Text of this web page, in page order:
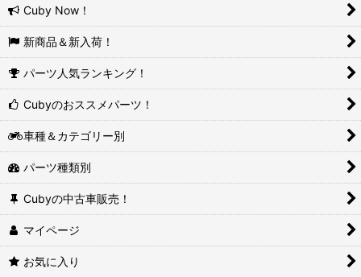
Cuby Now！
新商品＆新入荷！
パーツ人気ランキング！
Cubyのおススメパーツ！
車種＆カテゴリー別
パーツ種類別
Cubyの中古車販売！
マイページ
お気に入り